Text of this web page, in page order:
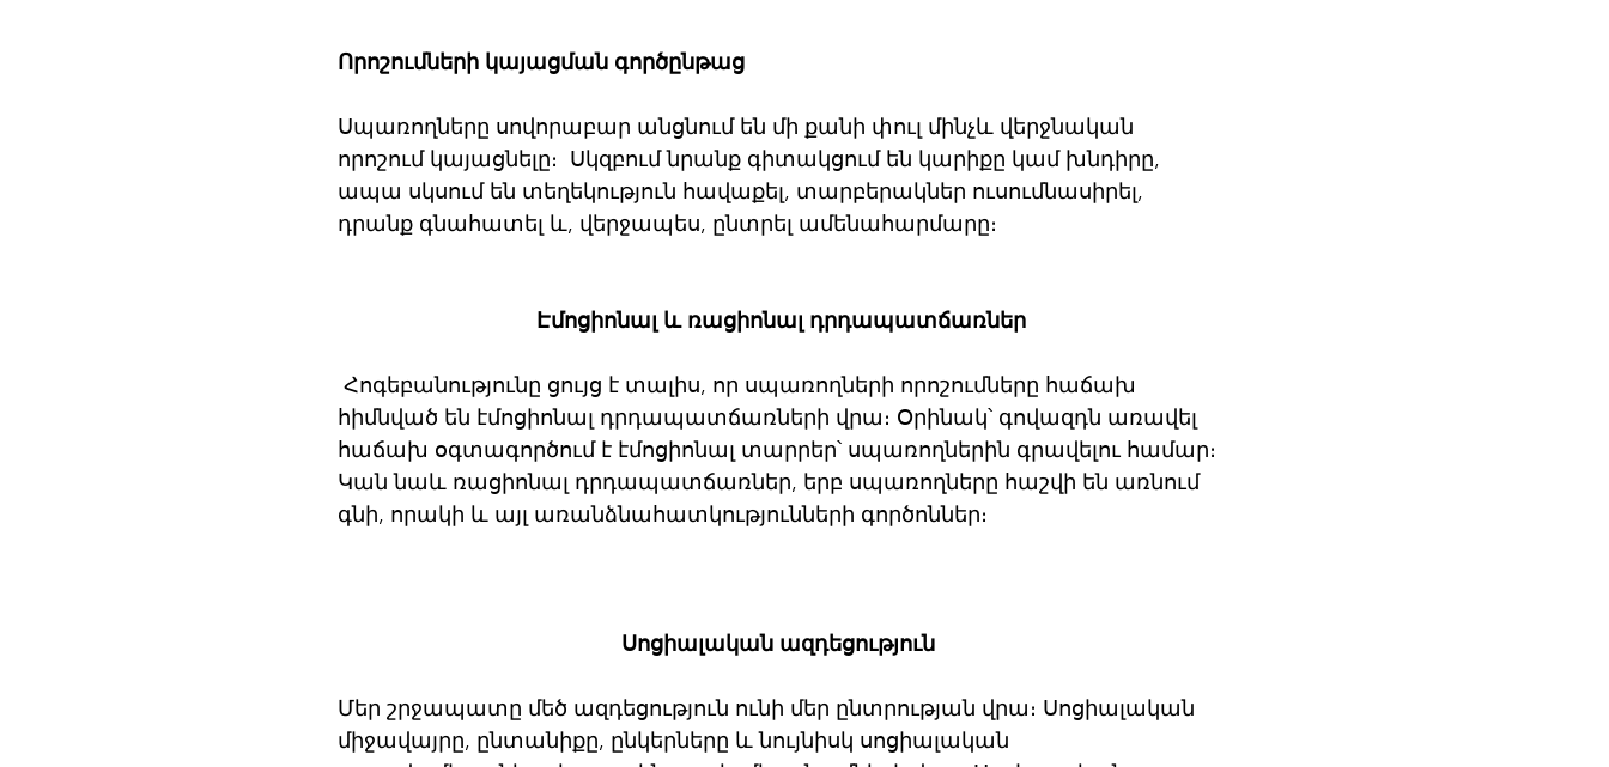
Որոշումների կայացման գործընթաց
Սպառողները սովորաբար անցնում են մի քանի փուլ մինչև վերջնական
որոշում կայացնելը։  Սկզբում նրանք գիտակցում են կարիքը կամ խնդիրը,
ապա սկսում են տեղեկություն հավաքել, տարբերակներ ուսումնասիրել,
դրանք գնահատել և, վերջապես, ընտրել ամենահարմարը։
Էմոցիոնալ և ռացիոնալ դրդապատճառներ
Հոգեբանությունը ցույց է տալիս, որ սպառողների որոշումները հաճախ
հիմնված են էմոցիոնալ դրդապատճառների վրա։ Օրինակ՝ գովազդն առավել
հաճախ օգտագործում է էմոցիոնալ տարրեր՝ սպառողներին գրավելու համար։
Կան նաև ռացիոնալ դրդապատճառներ, երբ սպառողները հաշվի են առնում
գնի, որակի և այլ առանձնահատկությունների գործոններ։
Սոցիալական ազդեցություն
Մեր շրջապատը մեծ ազդեցություն ունի մեր ընտրության վրա։ Սոցիալական
միջավայրը, ընտանիքը, ընկերները և նույնիսկ սոցիալական